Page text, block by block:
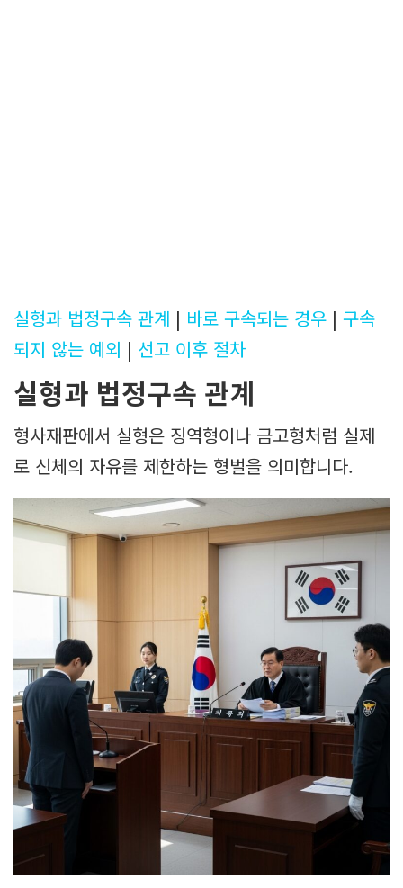
실형과 법정구속 관계 | 바로 구속되는 경우 | 구속
되지 않는 예외 | 선고 이후 절차
실형과 법정구속 관계
형사재판에서 실형은 징역형이나 금고형처럼 실제
로 신체의 자유를 제한하는 형벌을 의미합니다.